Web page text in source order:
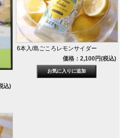
込)
6本入/島ごころレモンサイダー
価格：2,100円(税込)